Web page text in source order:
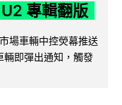
專輯翻版
場車輛中控熒幕推送
輛即彈出通知，觸發